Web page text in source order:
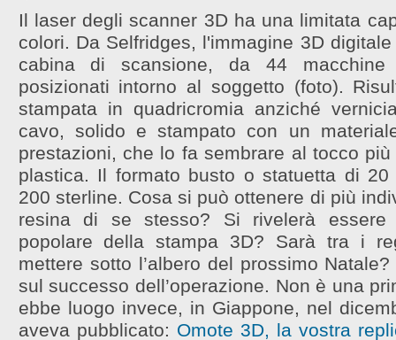
Il laser degli scanner 3D ha una limitata
colori. Da Selfridges, l'immagine 3D
cabina di scansione, da 44 macchine
posizionati intorno al soggetto (foto).
stampata in quadricromia anziché
cavo, solido e stampato con un
prestazioni, che lo fa sembrare al tocco
plastica. Il formato busto o statuetta di
200 sterline. Cosa si può ottenere di più
resina di se stesso? Si rivelerà
popolare della stampa 3D? Sarà tra i
mettere sotto l’albero del prossimo
sul successo dell’operazione. Non è una
ebbe luogo invece, in Giappone, nel
aveva pubblicato: Omote 3D, la vostra